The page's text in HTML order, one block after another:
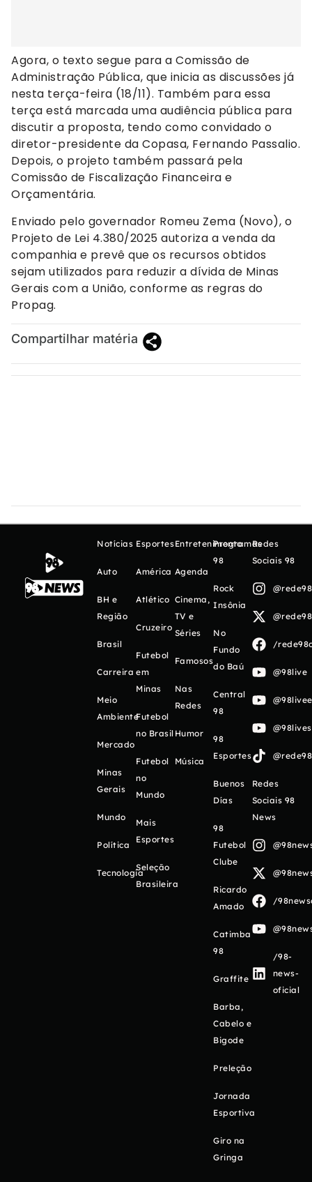
Agora, o texto segue para a Comissão de
Administração Pública, que inicia as discussões já
nesta terça-feira (18/11). Também para essa
terça está marcada uma audiência pública para
discutir a proposta, tendo como convidado o
diretor-presidente da Copasa, Fernando Passalio.
Depois, o projeto também passará pela
Comissão de Fiscalização Financeira e
Orçamentária.
Enviado pelo governador Romeu Zema (Novo), o
Projeto de Lei 4.380/2025 autoriza a venda da
companhia e prevê que os recursos obtidos
sejam utilizados para reduzir a dívida de Minas
Gerais com a União, conforme as regras do
Propag.
Compartilhar matéria
Notícias
Auto
BH e
Região
Brasil
Carreira
Meio
Ambiente
Mercado
Minas
Gerais
Mundo
Política
Tecnologia
Esportes
América
Atlético
Cruzeiro
Futebol
em
Minas
Futebol
no Brasil
Futebol
no
Mundo
Mais
Esportes
Seleção
Brasileira
Entretenimento
Agenda
Cinema,
TV e
Séries
Famosos
Nas
Redes
Humor
Música
Programas
98
Rock
Insônia
No
Fundo
do Baú
Central
98
98
Esportes
Buenos
Días
98
Futebol
Clube
Ricardo
Amado
Catimba
98
Graffite
Barba,
Cabelo e
Bigode
Preleção
Jornada
Esportiva
Giro na
Gringa
Redes
Sociais 98
/
@98live
Redes
Sociais 98
News
/
/98-
news-
oficial